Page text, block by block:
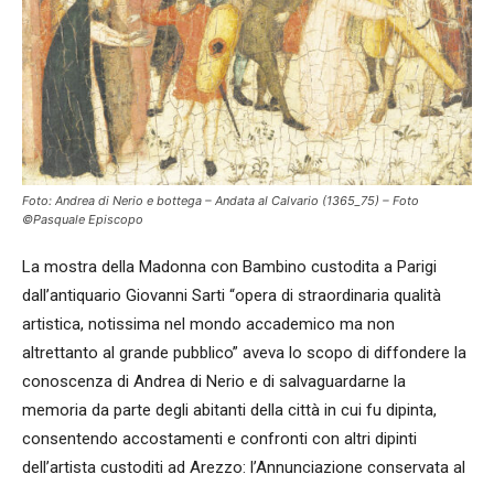
Foto: Andrea di Nerio e bottega – Andata al Calvario (1365_75) – Foto
©Pasquale Episcopo
La mostra della Madonna con Bambino custodita a Parigi
dall’antiquario Giovanni Sarti “opera di straordinaria qualità
artistica, notissima nel mondo accademico ma non
altrettanto al grande pubblico” aveva lo scopo di diffondere la
conoscenza di Andrea di Nerio e di salvaguardarne la
memoria da parte degli abitanti della città in cui fu dipinta,
consentendo accostamenti e confronti con altri dipinti
dell’artista custoditi ad Arezzo: l’Annunciazione conservata al